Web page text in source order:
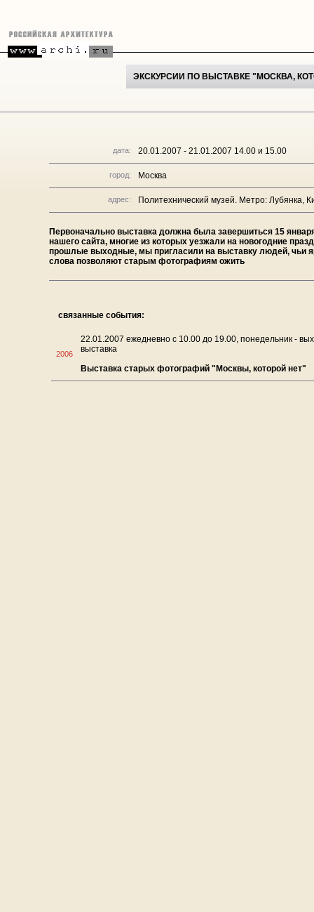
ЭКСКУРСИИ ПО ВЫСТАВКЕ "МОСКВА,
дата: 20.01.2007 - 21.01.2007 14.00 и 15.00
город: Москва
адрес: Политехнический музей. Метро: Лубянка,
Первоначально выставка должна была завершиться 15
нашего сайта, многие из которых уезжали на новогодние
прошлые выходные, мы пригласили на выставку людей, чьи
слова позволяют старым фотографиям ожить
связанные события:
2006
22.01.2007 ежедневно с 10.00 до 19.00, понедельник -
выставка
Выставка старых фотографий "Москвы, которой нет"